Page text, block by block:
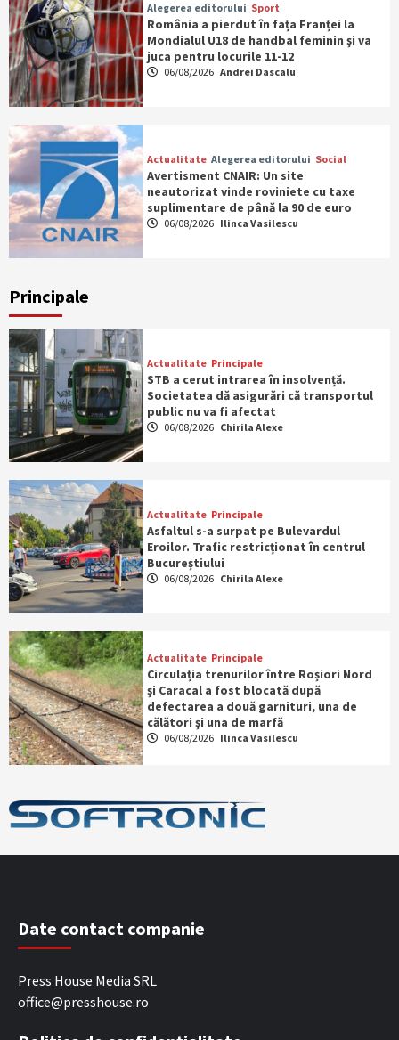
Alegerea editorului Sport
România a pierdut în fața Franței la
Mondialul U18 de handbal feminin și va
juca pentru locurile 11-12
06/08/2026 Andrei Dascalu
Actualitate Alegerea editorului Social
Avertisment CNAIR: Un site
neautorizat vinde roviniete cu taxe
suplimentare de până la 90 de euro
06/08/2026 Ilinca Vasilescu
Principale
Actualitate Principale
STB a cerut intrarea în insolvență.
Societatea dă asigurări că transportul
public nu va fi afectat
06/08/2026 Chirila Alexe
Actualitate Principale
Asfaltul s-a surpat pe Bulevardul
Eroilor. Trafic restricționat în centrul
Bucureștiului
06/08/2026 Chirila Alexe
Actualitate Principale
Circulația trenurilor între Roșiori Nord
și Caracal a fost blocată după
defectarea a două garnituri, una de
călători și una de marfă
06/08/2026 Ilinca Vasilescu
Date contact companie
Press House Media SRL
office@presshouse.ro